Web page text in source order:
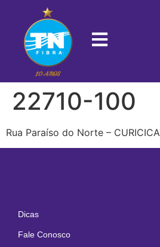
22710-100
Rua Paraíso do Norte – CURICICA
Dicas
Fale Conosco